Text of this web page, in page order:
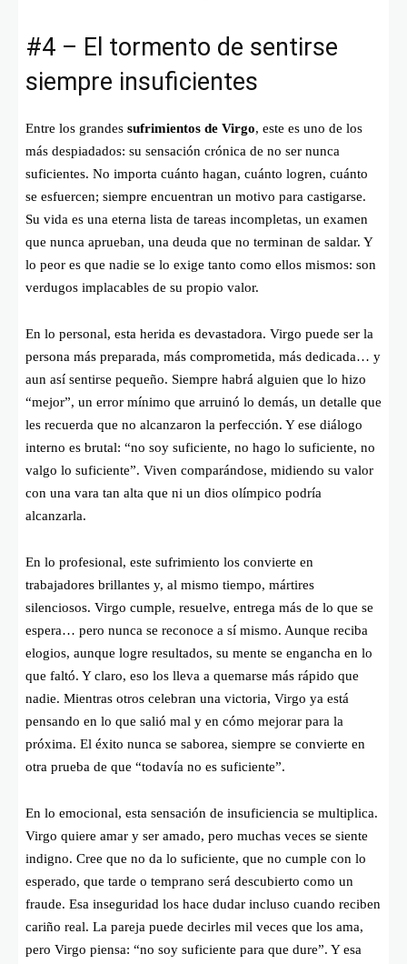
#4 – El tormento de sentirse
siempre insuficientes
Entre los grandes sufrimientos de Virgo, este es uno de los
más despiadados: su sensación crónica de no ser nunca
suficientes. No importa cuánto hagan, cuánto logren, cuánto
se esfuercen; siempre encuentran un motivo para castigarse.
Su vida es una eterna lista de tareas incompletas, un examen
que nunca aprueban, una deuda que no terminan de saldar. Y
lo peor es que nadie se lo exige tanto como ellos mismos: son
verdugos implacables de su propio valor.
En lo personal, esta herida es devastadora. Virgo puede ser la
persona más preparada, más comprometida, más dedicada… y
aun así sentirse pequeño. Siempre habrá alguien que lo hizo
“mejor”, un error mínimo que arruinó lo demás, un detalle que
les recuerda que no alcanzaron la perfección. Y ese diálogo
interno es brutal: “no soy suficiente, no hago lo suficiente, no
valgo lo suficiente”. Viven comparándose, midiendo su valor
con una vara tan alta que ni un dios olímpico podría
alcanzarla.
En lo profesional, este sufrimiento los convierte en
trabajadores brillantes y, al mismo tiempo, mártires
silenciosos. Virgo cumple, resuelve, entrega más de lo que se
espera… pero nunca se reconoce a sí mismo. Aunque reciba
elogios, aunque logre resultados, su mente se engancha en lo
que faltó. Y claro, eso los lleva a quemarse más rápido que
nadie. Mientras otros celebran una victoria, Virgo ya está
pensando en lo que salió mal y en cómo mejorar para la
próxima. El éxito nunca se saborea, siempre se convierte en
otra prueba de que “todavía no es suficiente”.
En lo emocional, esta sensación de insuficiencia se multiplica.
Virgo quiere amar y ser amado, pero muchas veces se siente
indigno. Cree que no da lo suficiente, que no cumple con lo
esperado, que tarde o temprano será descubierto como un
fraude. Esa inseguridad los hace dudar incluso cuando reciben
cariño real. La pareja puede decirles mil veces que los ama,
pero Virgo piensa: “no soy suficiente para que dure”. Y esa